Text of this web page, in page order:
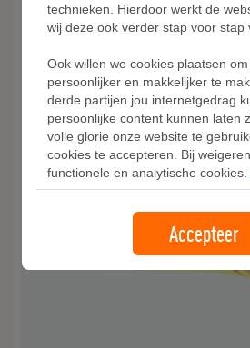
technieken. Hierdoor werkt de
wij deze ook verder stap voor stap
Ook willen we cookies plaatsen
persoonlijker en makkelijker te
derde partijen jou internetgedrag
persoonlijke content kunnen laten
volle glorie onze website te
cookies te accepteren. Bij
functionele en analytische cookies.
Accepteer